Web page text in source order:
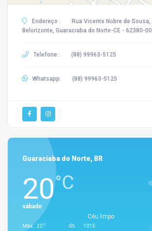
Endereço :
Rua Vicente Nobre de Sousa,
Belorizonte, Guaraciaba do Norte-CE - 62380-
Telefone : (88) 99963-5125
Whatsapp: (88) 99963-5125
Guaraciaba do Norte, BR
20°C
Céu limpo
sábado
Máx.: 20°C
1015